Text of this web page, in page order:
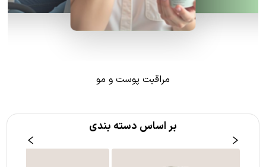
مراقبت پوست و مو
بر اساس دسته بندی